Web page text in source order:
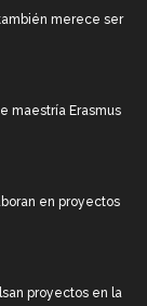
merece ser
maestría Erasmus
en proyectos
proyectos en la